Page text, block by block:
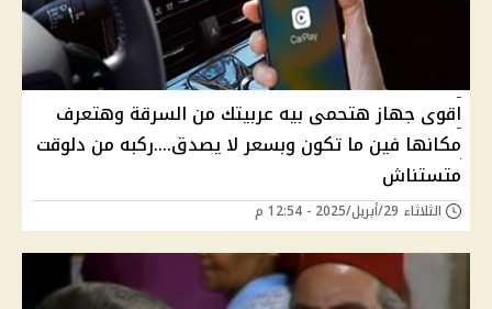
اقوى جهاز هتحمى بيه عربيتك من السرقة وهتعرف
مكانها فين ما تكون وبسعر لا يصدق....ركبه من دلوقت
متستناش
الثلاثاء 29/أبريل/2025 - 12:54 م